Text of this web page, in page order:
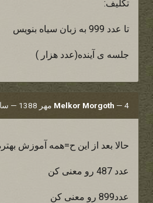
تکلیف:
تا عدد 999 به زبان سیاه بنویس
جلسه ی آینده(عدد هزار )
Melkor Morgoth — 4 مهر 1388 — ساعت 16:27
حالا بعد از این ح=همه آموزش
عدد 487 رو معنی کن
عدد899 رو معنی کن